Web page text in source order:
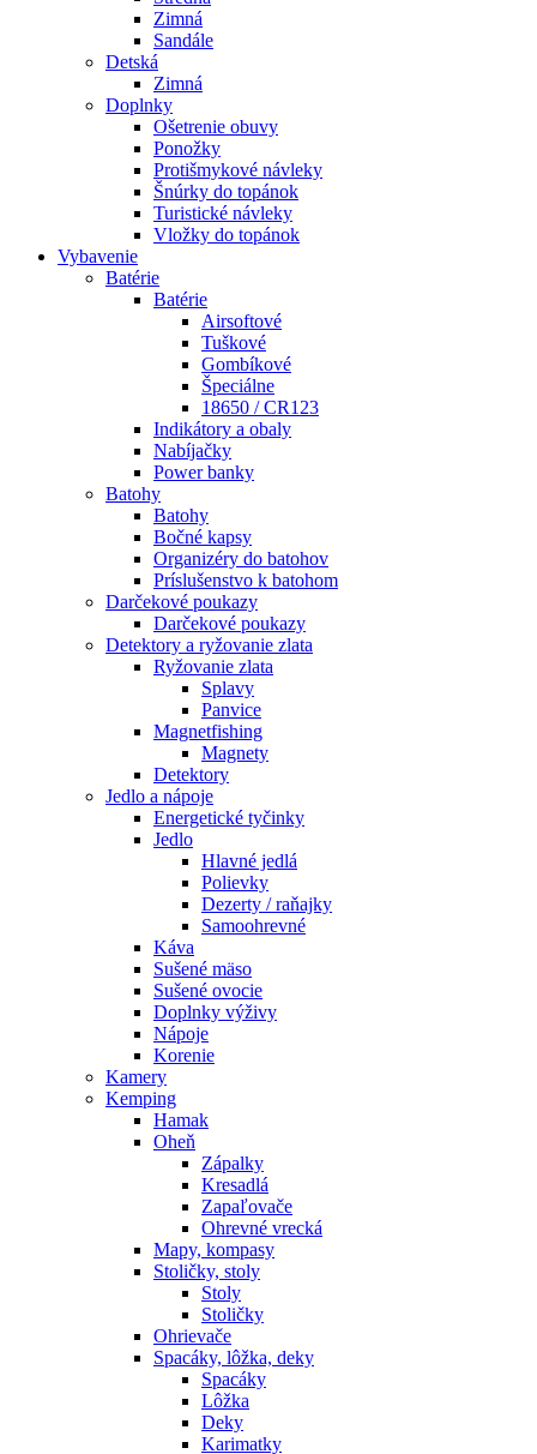
Zimná
Sandále
Detská
Zimná
Doplnky
Ošetrenie obuvy
Ponožky
Protišmykové návleky
Šnúrky do topánok
Turistické návleky
Vložky do topánok
Vybavenie
Batérie
Batérie
Airsoftové
Tuškové
Gombíkové
Špeciálne
18650 / CR123
Indikátory a obaly
Nabíjačky
Power banky
Batohy
Batohy
Bočné kapsy
Organizéry do batohov
Príslušenstvo k batohom
Darčekové poukazy
Darčekové poukazy
Detektory a ryžovanie zlata
Ryžovanie zlata
Splavy
Panvice
Magnetfishing
Magnety
Detektory
Jedlo a nápoje
Energetické tyčinky
Jedlo
Hlavné jedlá
Polievky
Dezerty / raňajky
Samoohrevné
Káva
Sušené mäso
Sušené ovocie
Doplnky výživy
Nápoje
Korenie
Kamery
Kemping
Hamak
Oheň
Zápalky
Kresadlá
Zapaľovače
Ohrevné vrecká
Mapy, kompasy
Stoličky, stoly
Stoly
Stoličky
Ohrievače
Spacáky, lôžka, deky
Spacáky
Lôžka
Deky
Karimatky